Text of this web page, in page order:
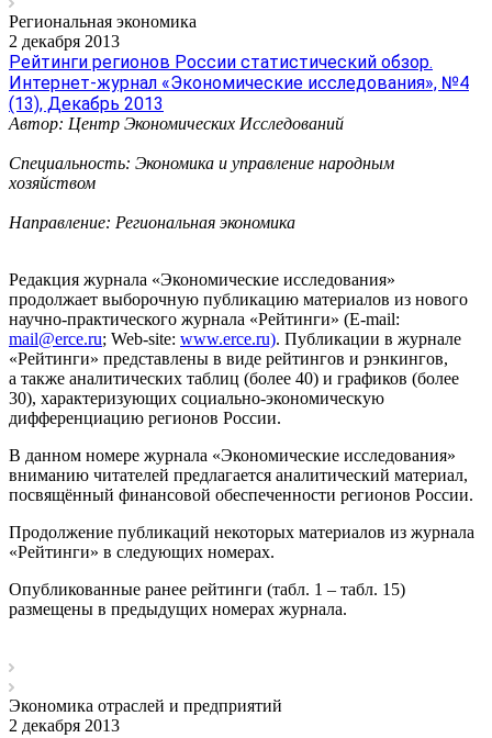
Региональная экономика
2 декабря 2013
Рейтинги регионов России статистический обзор.
Интернет-журнал «Экономические исследования», №4
(13), Декабрь 2013
Автор: Центр Экономических Исследований
Специальность: Экономика и управление народным
хозяйством
Направление: Региональная экономика
Редакция журнала «Экономические исследования»
продолжает выборочную публикацию материалов из нового
научно-практического журнала «Рейтинги» (E-mail:
mail@erce.ru; Web-site: www.erce.ru). Публикации в журнале
«Рейтинги» представлены в виде рейтингов и рэнкингов,
а также аналитических таблиц (более 40) и графиков (более
30), характеризующих социально-экономическую
дифференциацию регионов России.
В данном номере журнала «Экономические исследования»
вниманию читателей предлагается аналитический материал,
посвящённый финансовой обеспеченности регионов России.
Продолжение публикаций некоторых материалов из журнала
«Рейтинги» в следующих номерах.
Опубликованные ранее рейтинги (табл. 1 – табл. 15)
размещены в предыдущих номерах журнала.
Экономика отраслей и предприятий
2 декабря 2013